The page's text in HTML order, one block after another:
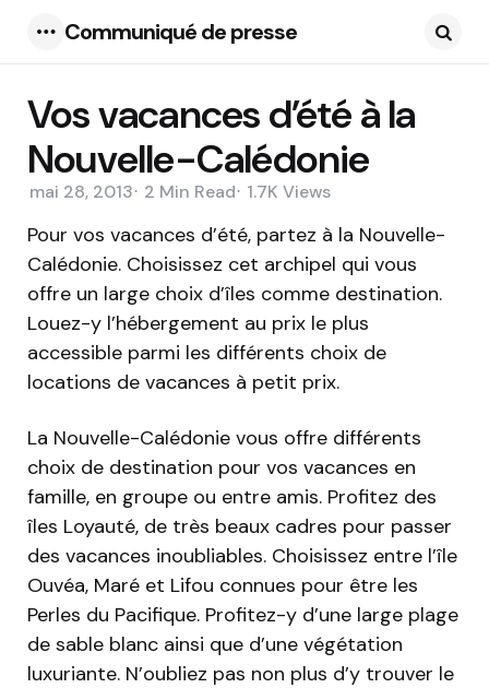
Communiqué de presse
Vos vacances d’été à la
Nouvelle-Calédonie
mai 28, 2013 2 Min Read 1.7K Views
Pour vos vacances d’été, partez à la Nouvelle-
Calédonie. Choisissez cet archipel qui vous
offre un large choix d’îles comme destination.
Louez-y l’hébergement au prix le plus
accessible parmi les différents choix de
locations de vacances à petit prix.
La Nouvelle-Calédonie vous offre différents
choix de destination pour vos vacances en
famille, en groupe ou entre amis. Profitez des
îles Loyauté, de très beaux cadres pour passer
des vacances inoubliables. Choisissez entre l’île
Ouvéa, Maré et Lifou connues pour être les
Perles du Pacifique. Profitez-y d’une large plage
de sable blanc ainsi que d’une végétation
luxuriante. N’oubliez pas non plus d’y trouver le